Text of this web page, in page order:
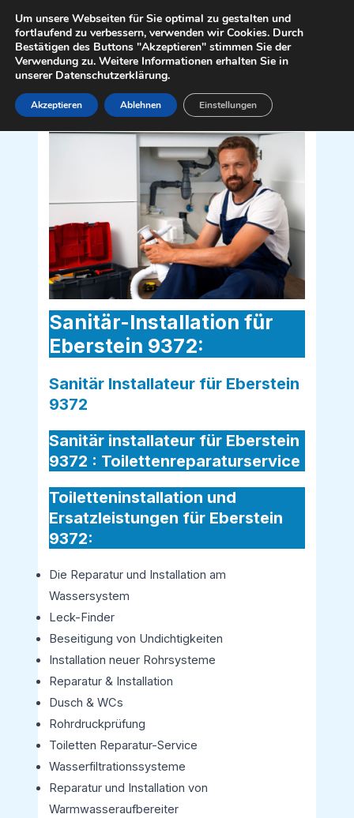
Inhalt
springen
Sanitär Installateur für Eberstein 9372
Sanitär-Installation für
Eberstein 9372:
Sanitär Installateur für Eberstein
9372
Sanitär installateur für Eberstein
9372 : Toilettenreparaturservice
Toiletteninstallation und
Ersatzleistungen für Eberstein
9372:
Die Reparatur und Installation am
Wassersystem
Leck-Finder
Beseitigung von Undichtigkeiten
Installation neuer Rohrsysteme
Reparatur & Installation
Dusch & WCs
Rohrdruckprüfung
Toiletten Reparatur-Service
Wasserfiltrationssysteme
Reparatur und Installation von
Warmwasseraufbereiter
Um unsere Webseiten für Sie optimal zu gestalten und
fortlaufend zu verbessern, verwenden wir Cookies. Durch
Bestätigen des Buttons "Akzeptieren" stimmen Sie der
Verwendung zu. Weitere Informationen erhalten Sie in
unserer Datenschutzerklärung.
Akzeptieren Ablehnen Einstellungen